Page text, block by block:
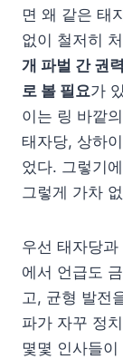
면 왜 같은 태
없이 철저히
개 파벌 간 권
로 볼 필요가
이는 링 바깥
태자당, 상하
었다. 그렇기
그렇게 가차
우선 태자당
에서 언급도
고, 균형 발전
파가 자꾸 정
몇몇 인사들